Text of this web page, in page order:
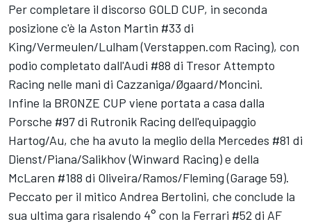
Per completare il discorso GOLD CUP, in seconda
posizione c'è la Aston Martin #33 di
King/Vermeulen/Lulham (Verstappen.com Racing), con
podio completato dall'Audi #88 di Tresor Attempto
Racing nelle mani di Cazzaniga/Øgaard/Moncini.
Infine la BRONZE CUP viene portata a casa dalla
Porsche #97 di Rutronik Racing dell'equipaggio
Hartog/Au, che ha avuto la meglio della Mercedes #81 di
Dienst/Piana/Salikhov (Winward Racing) e della
McLaren #188 di Oliveira/Ramos/Fleming (Garage 59).
Peccato per il mitico Andrea Bertolini, che conclude la
sua ultima gara risalendo 4° con la Ferrari #52 di AF